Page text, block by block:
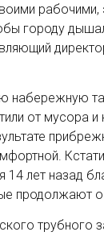
рабочими,
городу
набережную
от мусора
14 лет назад
продолжают
трубного